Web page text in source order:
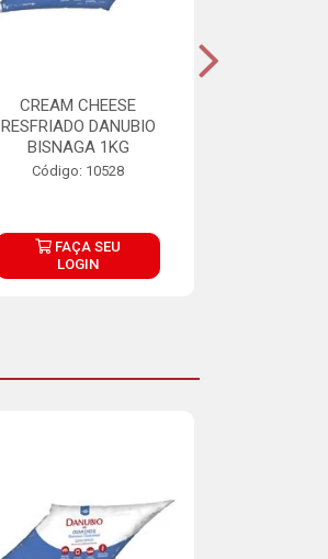
CREAM CHEESE
RESFRIADO DANUBIO
BISNAGA 1KG
Código: 10528
FAÇA SEU
LOGIN